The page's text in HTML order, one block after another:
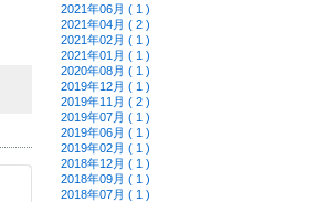
2021年06月 ( 1 )
2021年04月 ( 2 )
2021年02月 ( 1 )
2021年01月 ( 1 )
2020年08月 ( 1 )
2019年12月 ( 1 )
2019年11月 ( 2 )
2019年07月 ( 1 )
2019年06月 ( 1 )
2019年02月 ( 1 )
2018年12月 ( 1 )
2018年09月 ( 1 )
2018年07月 ( 1 )